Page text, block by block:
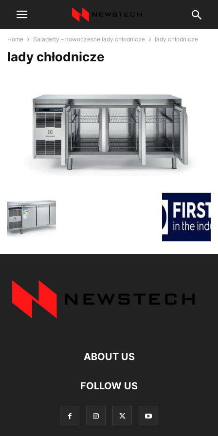
Home Saladetty – nowoczesne lady chłodnicze lady chłodnicze
lady chłodnicze
ABOUT US
FOLLOW US